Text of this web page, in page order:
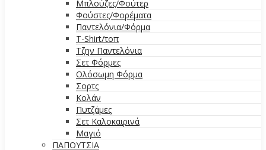
Μπλούζες/Φούτερ
Φούστες/Φορέματα
Παντελόνια/Φόρμα
T-Shirt/τοπ
Τζην Παντελόνια
Σετ Φόρμες
Ολόσωμη Φόρμα
Σορτς
Κολάν
Πυτζάμες
Σετ Καλοκαιρινά
Μαγιό
ΠΑΠΟΥΤΣΙΑ